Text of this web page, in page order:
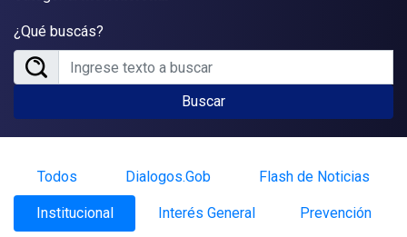
¿Qué buscás?
Buscar
Todos Dialogos.Gob Flash de Noticias
Institucional Interés General Prevención